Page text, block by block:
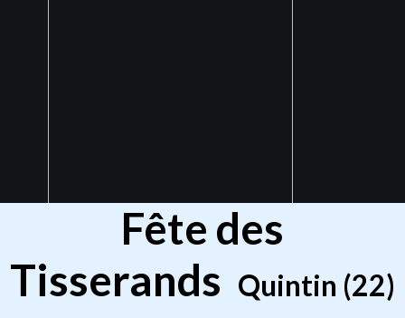
Fête des
Tisserands Quintin (22)